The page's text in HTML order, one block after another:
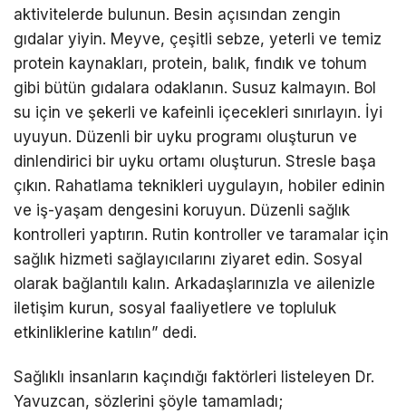
aktivitelerde bulunun. Besin açısından zengin
gıdalar yiyin. Meyve, çeşitli sebze, yeterli ve temiz
protein kaynakları, protein, balık, fındık ve tohum
gibi bütün gıdalara odaklanın. Susuz kalmayın. Bol
su için ve şekerli ve kafeinli içecekleri sınırlayın. İyi
uyuyun. Düzenli bir uyku programı oluşturun ve
dinlendirici bir uyku ortamı oluşturun. Stresle başa
çıkın. Rahatlama teknikleri uygulayın, hobiler edinin
ve iş-yaşam dengesini koruyun. Düzenli sağlık
kontrolleri yaptırın. Rutin kontroller ve taramalar için
sağlık hizmeti sağlayıcılarını ziyaret edin. Sosyal
olarak bağlantılı kalın. Arkadaşlarınızla ve ailenizle
iletişim kurun, sosyal faaliyetlere ve topluluk
etkinliklerine katılın” dedi.
Sağlıklı insanların kaçındığı faktörleri listeleyen Dr.
Yavuzcan, sözlerini şöyle tamamladı;